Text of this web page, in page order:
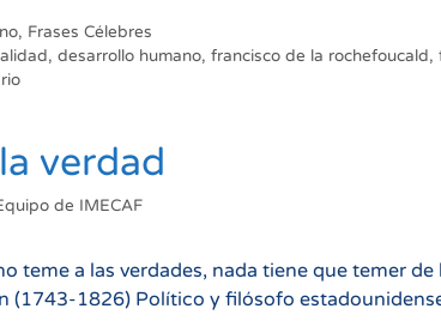
, Frases Célebres
,desarrollo humano,francisco de la rochefoucald,
verdad
de IMECAF
teme a las verdades, nada tiene que temer de
(1743-1826) Político y filósofo